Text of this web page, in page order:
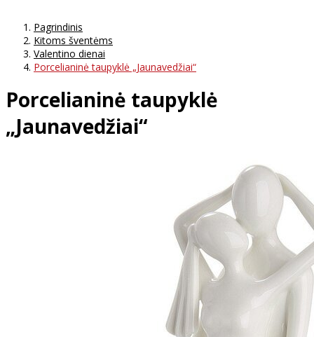
Pagrindinis
Kitoms šventėms
Valentino dienai
Porcelianinė taupyklė „Jaunavedžiai“
Porcelianinė taupyklė
„Jaunavedžiai“